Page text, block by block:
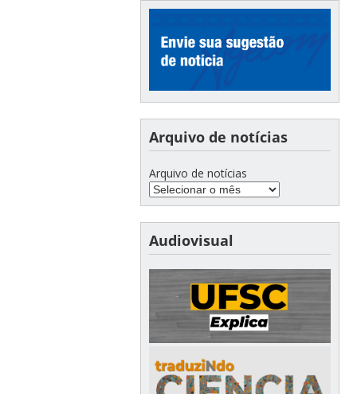
Arquivo de notícias
Arquivo de notícias
Audiovisual